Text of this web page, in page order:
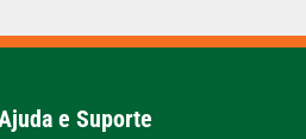
e Suporte